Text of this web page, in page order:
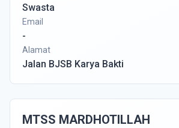
Swasta
Email
-
Alamat
Jalan BJSB Karya Bakti
MTSS MARDHOTILLAH